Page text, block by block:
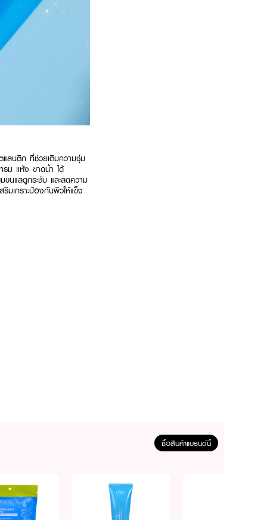
ลนติก ที่ช่วยเติมความชุ่ม
รม แห้ง ขาดน้ำ ได้
นแลดูกระชับ และลดความ
มเกราะป้องกันผิวให้แข็ง
ซื้อสินค้าแบรนด์นี้